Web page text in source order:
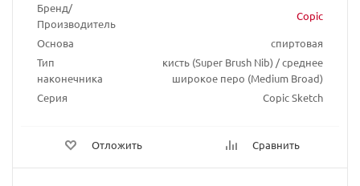
Бренд/
Производитель
Copic
Основа
спиртовая
Тип
наконечника
кисть (Super Brush Nib) / среднее
широкое перо (Medium Broad)
Серия
Copic Sketch
Отложить Сравнить